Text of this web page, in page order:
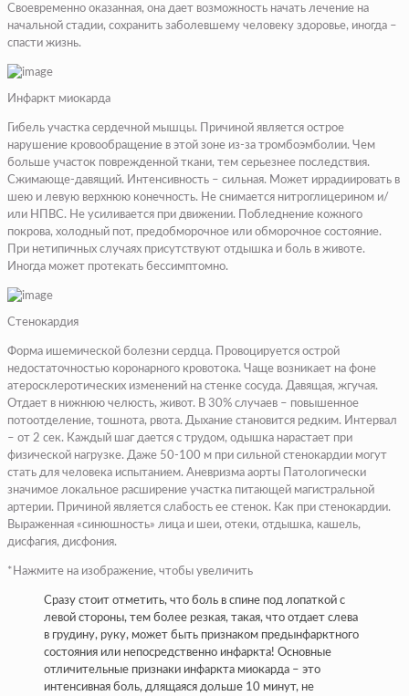
Своевременно оказанная, она дает возможность начать лечение на
начальной стадии, сохранить заболевшему человеку здоровье, иногда –
спасти жизнь.
Инфаркт миокарда
Гибель участка сердечной мышцы. Причиной является острое
нарушение кровообращение в этой зоне из-за тромбоэмболии. Чем
больше участок поврежденной ткани, тем серьезнее последствия.
Сжимающе-давящий. Интенсивность – сильная. Может иррадиировать в
шею и левую верхнюю конечность. Не снимается нитроглицерином и/
или НПВС. Не усиливается при движении. Побледнение кожного
покрова, холодный пот, предобморочное или обморочное состояние.
При нетипичных случаях присутствуют отдышка и боль в животе.
Иногда может протекать бессимптомно.
Стенокардия
Форма ишемической болезни сердца. Провоцируется острой
недостаточностью коронарного кровотока. Чаще возникает на фоне
атеросклеротических изменений на стенке сосуда. Давящая, жгучая.
Отдает в нижнюю челюсть, живот. В 30% случаев – повышенное
потоотделение, тошнота, рвота. Дыхание становится редким. Интервал
– от 2 сек. Каждый шаг дается с трудом, одышка нарастает при
физической нагрузке. Даже 50-100 м при сильной стенокардии могут
стать для человека испытанием. Аневризма аорты Патологически
значимое локальное расширение участка питающей магистральной
артерии. Причиной является слабость ее стенок. Как при стенокардии.
Выраженная «синюшность» лица и шеи, отеки, отдышка, кашель,
дисфагия, дисфония.
*Нажмите на изображение, чтобы увеличить
Сразу стоит отметить, что боль в спине под лопаткой с
левой стороны, тем более резкая, такая, что отдает слева
в грудину, руку, может быть признаком предынфарктного
состояния или непосредственно инфаркта! Основные
отличительные признаки инфаркта миокарда – это
интенсивная боль, длящаяся дольше 10 минут, не